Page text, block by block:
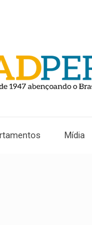
Mídia